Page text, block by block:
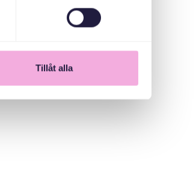
Tillåt alla